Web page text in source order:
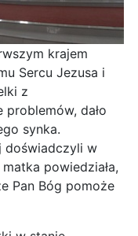
krajem
Sercu Jezusa i
z
problemów, dało
synka.
doświadczyli w
powiedziała,
Pan Bóg pomoże